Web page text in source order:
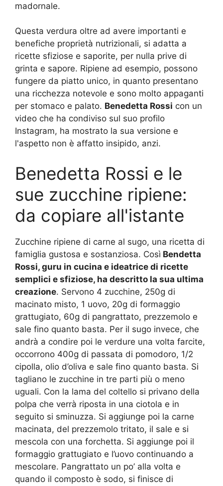
madornale.
Questa verdura oltre ad avere importanti e
benefiche proprietà nutrizionali, si adatta a
ricette sfiziose e saporite, per nulla prive di
grinta e sapore. Ripiene ad esempio, possono
fungere da piatto unico, in quanto presentano
una ricchezza notevole e sono molto appaganti
per stomaco e palato. Benedetta Rossi con un
video che ha condiviso sul suo profilo
Instagram, ha mostrato la sua versione e
l'aspetto non è affatto insipido, anzi.
Benedetta Rossi e le
sue zucchine ripiene:
da copiare all'istante
Zucchine ripiene di carne al sugo, una ricetta di
famiglia gustosa e sostanziosa. Così Bendetta
Rossi, guru in cucina e ideatrice di ricette
semplici e sfiziose, ha descritto la sua ultima
creazione. Servono 4 zucchine, 250g di
macinato misto, 1 uovo, 20g di formaggio
grattugiato, 60g di pangrattato, prezzemolo e
sale fino quanto basta. Per il sugo invece, che
andrà a condire poi le verdure una volta farcite,
occorrono 400g di passata di pomodoro, 1/2
cipolla, olio d’oliva e sale fino quanto basta. Si
tagliano le zucchine in tre parti più o meno
uguali. Con la lama del coltello si privano della
polpa che verrà riposta in una ciotola e in
seguito si sminuzza. Si aggiunge poi la carne
macinata, del prezzemolo tritato, il sale e si
mescola con una forchetta. Si aggiunge poi il
formaggio grattugiato e l’uovo continuando a
mescolare. Pangrattato un po’ alla volta e
quando il composto è sodo, si finisce di